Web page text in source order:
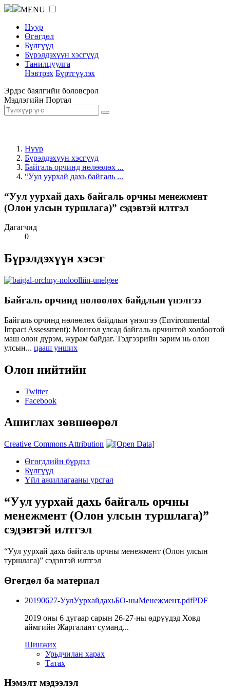
MENU
Нүүр
Өгөгдөл
Бүлгүүд
Бүрэлдэхүүн хэсгүүд
Танилцуулга
Нэвтрэх Бүртгүүлэх
Эрдэс баялгийн боловсрол
Мэдлэгийн Портал
Нүүр
Бүрэлдэхүүн хэсгүүд
Байгаль орчинд нөлөөлөх ...
“Уул уурхай дахь байгаль ...
“Уул уурхай дахь байгаль орчны менежмент
(Олон улсын туршлага)” сэдэвтэй илтгэл
Дагагчид
0
Бүрэлдэхүүн хэсэг
Байгаль орчинд нөлөөлөх байдлын үнэлгээ
Байгаль орчинд нөлөөлөх байдлын үнэлгээ (Environmental
Impact Assessment): Монгол улсад байгаль орчинтой холбоотой
маш олон дүрэм, журам байдаг. Тэдгээрийн зарим нь олон
улсын... цааш унших
Олон нийтийн
Twitter
Facebook
Ашиглах зөвшөөрөл
Creative Commons Attribution
Өгөгдлийн бүрдэл
Бүлгүүд
Үйл ажиллагааны урсгал
“Уул уурхай дахь байгаль орчны
менежмент (Олон улсын туршлага)”
сэдэвтэй илтгэл
“Уул уурхай дахь байгаль орчны менежмент (Олон улсын
туршлага)” сэдэвтэй илтгэл
Өгөгдөл ба материал
20190627-УулУурхайдахьБО-ныМенежмент.pdfPDF
2019 оны 6 дугаар сарын 26-27-ны өдрүүдэд Ховд
аймгийн Жаргалант суманд...
Шинжих
Урьдчилан харах
Татах
Нэмэлт мэдээлэл